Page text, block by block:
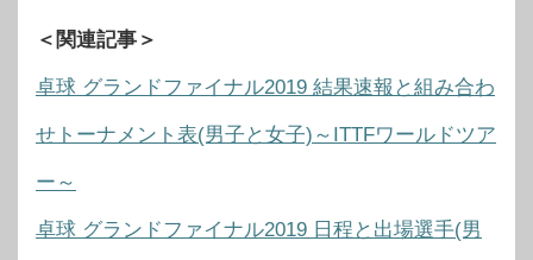
＜関連記事＞
卓球 グランドファイナル2019 結果速報と組み合わ
せトーナメント表(男子と女子)～ITTFワールドツア
ー～
卓球 グランドファイナル2019 日程と出場選手(男